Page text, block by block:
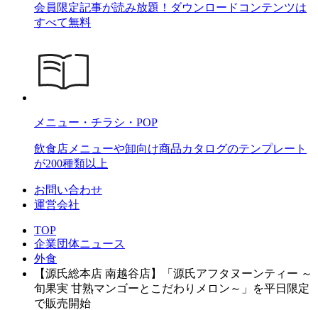
会員限定記事が読み放題！ダウンロードコンテンツは
すべて無料
メニュー・チラシ・POP
飲食店メニューや卸向け商品カタログのテンプレート
が200種類以上
お問い合わせ
運営会社
TOP
企業団体ニュース
外食
【源氏総本店 南越谷店】「源氏アフタヌーンティー ～
旬果実 甘熟マンゴーとこだわりメロン～」を平日限定
で販売開始